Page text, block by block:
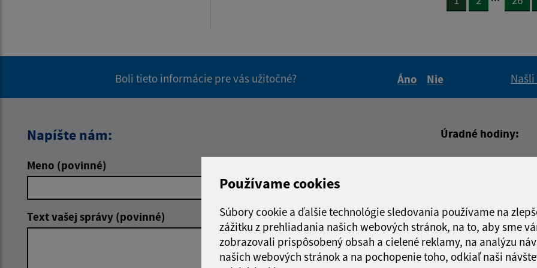
Používame cookies
Súbory cookie a ďalšie technológie sledovania používame na
zážitku z prehliadania našich webových stránok, na to, aby sme
zobrazovali prispôsobený obsah a cielené reklamy, na analýzu
našich webových stránok a na pochopenie toho, odkiaľ naši
Boli tieto informácie pre vás užitočné?
Áno
Nie
Napíšte nám:
Meno (povinné)
Text vašej správy (povinné)
Úradné hodiny:
Streda:
07:00 -
Štvrtok:
Piatok:
07:00 -
Obedňajšia